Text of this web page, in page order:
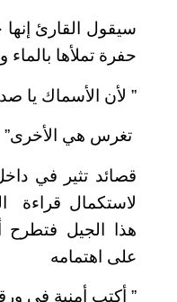
سيقول القارئ
حفرة تملأها
” لأن الأسماك يا
تغرس هي الأخرى”
قصائد تثير في
لاستكمال قراءة
هذا الجيل فتطرح
على اهتمامه
” أكتب أمنية في